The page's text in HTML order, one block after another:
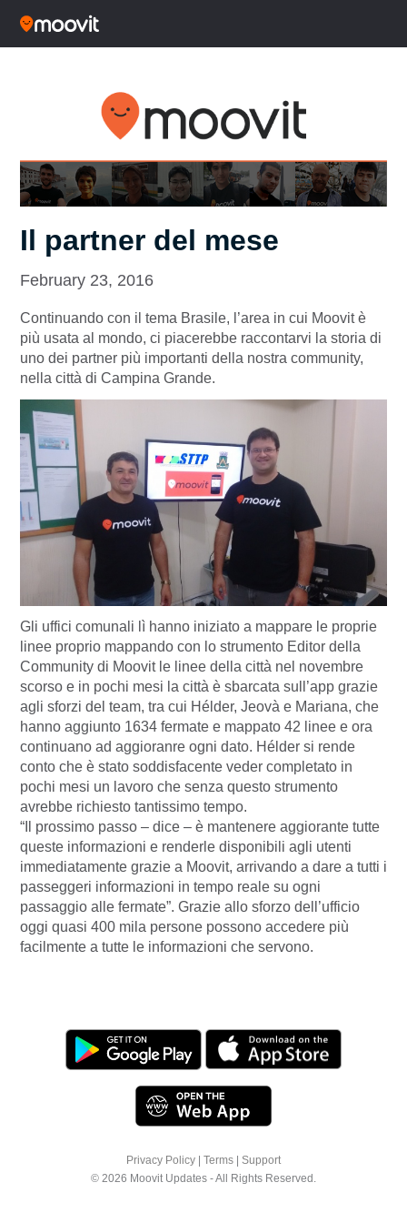
Il partner del mese
February 23, 2016
Continuando con il tema Brasile, l’area in cui Moovit è
più usata al mondo, ci piacerebbe raccontarvi la storia di
uno dei partner più importanti della nostra community,
nella città di Campina Grande.
Gli uffici comunali lì hanno iniziato a mappare le proprie
linee proprio mappando con lo strumento Editor della
Community di Moovit le linee della città nel novembre
scorso e in pochi mesi la città è sbarcata sull’app grazie
agli sforzi del team, tra cui Hélder, Jeovà e Mariana, che
hanno aggiunto 1634 fermate e mappato 42 linee e ora
continuano ad aggioranre ogni dato. Hélder si rende
conto che è stato soddisfacente veder completato in
pochi mesi un lavoro che senza questo strumento
avrebbe richiesto tantissimo tempo.
“Il prossimo passo – dice – è mantenere aggiorante tutte
queste informazioni e renderle disponibili agli utenti
immediatamente grazie a Moovit, arrivando a dare a tutti i
passeggeri informazioni in tempo reale su ogni
passaggio alle fermate”. Grazie allo sforzo dell’ufficio
oggi quasi 400 mila persone possono accedere più
facilmente a tutte le informazioni che servono.
Privacy Policy | Terms | Support
© 2026 Moovit Updates - All Rights Reserved.